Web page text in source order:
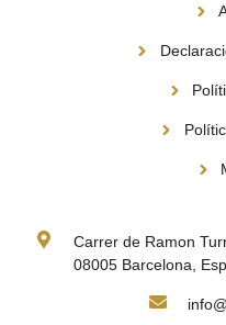
Carrer de Ramon
08005 Barcelona,